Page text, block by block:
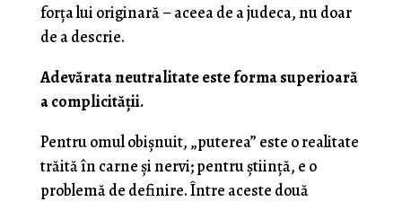
forța lui originară – aceea de a judeca, nu doar
de a descrie.
Adevărata neutralitate este forma superioară
a complicității.
Pentru omul obișnuit, „puterea” este o realitate
trăită în carne și nervi; pentru știință, e o
problemă de definire. Între aceste două